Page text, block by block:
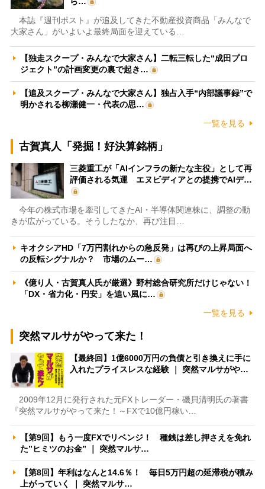
本誌『週刊ポスト』が追及してきた不動産投資商品「みんなで
大家さん」がいよいよ最終局面を迎えている…
【独走スクープ・みんなで大家さん】二転三転した“成田プロ
ジェクト”の計画変更の裏で起き…
【追及スクープ・みんなで大家さん】独占入手“内部議事録”で
明かされる柳瀬健一・代表の思…
一覧を見る
古賀真人「発掘！好決算銘柄」
三菱重工が「AIインフラの新たな主役」として再
評価される気運 エヌビディアとの提携でAIデ…
今年の株式市場を牽引してきたAI・半導体関連株に、調整の動
きが広がっている。そうしたなか、再び注目…
キオクシアHD「7万円割れからの急反発」は再びの上昇局面へ
の反転シグナルか？ 市場のムー…
《億り人・古賀真人氏が厳選》野村総合研究所だけじゃない！
「DX・省力化・円安」を追い風に…
一覧を見る
突然マルサがやって来た！
【最終回】1億6000万円の負債と引き換えに手に
入れたプライスレスな経験 ｜ 突然マルサがや…
2009年12月に発行された元FXトレーダー・磯貝清明氏の著書
『突然マルサがやって来た！～FXで10億円稼い…
【第9回】もう一度FXでリベンジ！ 種銭は差し押さえを免れ
た”ヒミツのお金” ｜ 突然マルサ…
【第8回】年利はなんと14.6％！ 毎日5万円超の延滞税が積み
上がっていく ｜ 突然マルサ…